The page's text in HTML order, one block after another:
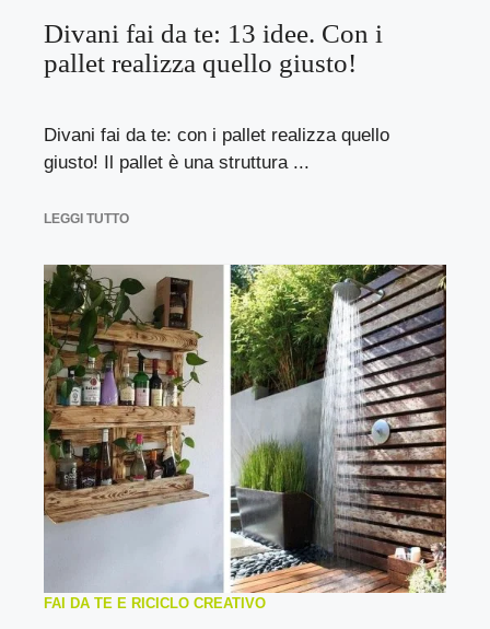
Divani fai da te: 13 idee. Con i
pallet realizza quello giusto!
Divani fai da te: con i pallet realizza quello
giusto! Il pallet è una struttura ...
LEGGI TUTTO
FAI DA TE E RICICLO CREATIVO